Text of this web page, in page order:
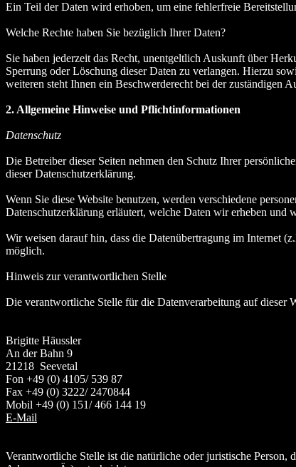
Ein Teil der Daten wird erhoben, um eine fehlerfreie
Welche Rechte haben Sie bezüglich Ihrer Daten?
Sie haben jederzeit das Recht, unentgeltlich Auskunft über
Sperrung oder Löschung dieser Daten zu verlangen. Hierzu
weiteren steht Ihnen ein Beschwerderecht bei der zuständigen
2. Allgemeine Hinweise und Pflichtinformationen
Datenschutz
Die Betreiber dieser Seiten nehmen den Schutz Ihrer
dieser Datenschutzerklärung.
Wenn Sie diese Website benutzen, werden verschiedene
Datenschutzerklärung erläutert, welche Daten wir erheben
Wir weisen darauf hin, dass die Datenübertragung im Internet
möglich.
Hinweis zur verantwortlichen Stelle
Die verantwortliche Stelle für die Datenverarbeitung auf dieser
Brigitte Häussler
An der Bahn 9
21218 Seevetal
Fon +49 (0) 4105/ 539 87
Fax +49 (0) 3222/ 2470844
Mobil +49 (0) 151/ 466 144 19
E-Mail
Verantwortliche Stelle ist die natürliche oder juristische